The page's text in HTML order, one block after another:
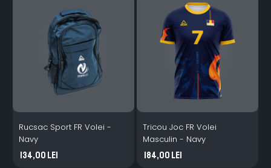
Rucsac Sport FR Volei -
Navy
134,00 Lei
Tricou Joc FR Volei
Masculin - Navy
184,00 Lei